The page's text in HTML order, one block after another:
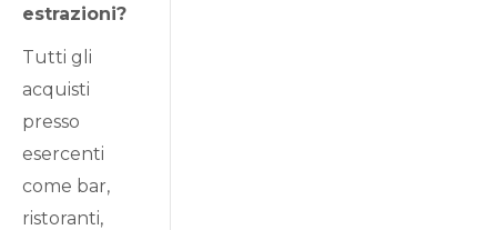
estrazioni?
Tutti gli
acquisti
presso
esercenti
come bar,
ristoranti,